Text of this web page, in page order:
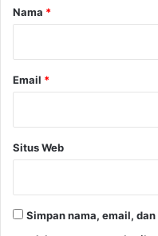
r
Nama *
Email *
Situs Web
Simpan nama, email,